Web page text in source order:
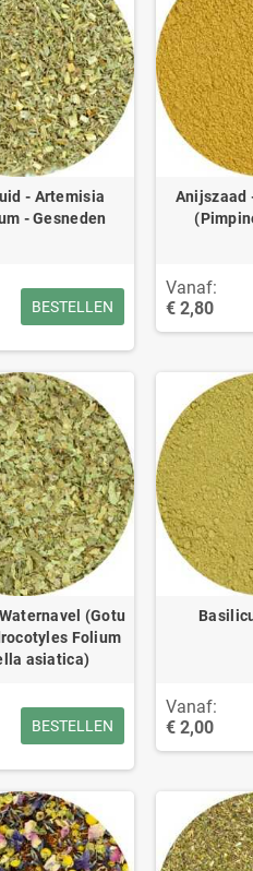
- Artemisia
- Gesneden
BESTELLEN
Anijszaad
Vanaf:
€ 2,80
(Gotu
Folium
asiatica)
BESTELLEN
Vanaf:
€ 2,00